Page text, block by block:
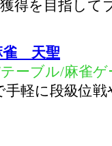
得を目指して
雀 天聖
ーブル/麻雀ゲ
手軽に段級位